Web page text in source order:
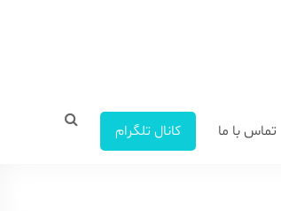
تماس با ما کانال تلگرام